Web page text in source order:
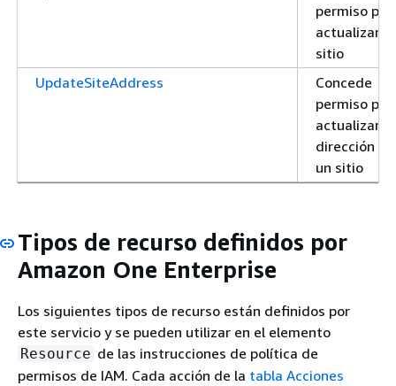
permiso
actualizar
sitio
UpdateSiteAddress
Concede
permiso
actualizar la
dirección de
un sitio
Tipos de recurso definidos por
Amazon One Enterprise
Los siguientes tipos de recurso están definidos por
este servicio y se pueden utilizar en el elemento
Resource de las instrucciones de política de
permisos de IAM. Cada acción de la tabla Acciones